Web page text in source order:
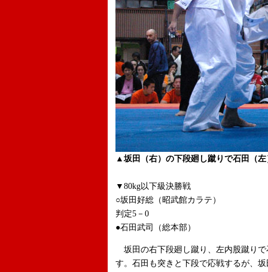
▲坂田（右）の下段廻し蹴りで石田（
▼80kg以下級決勝戦
○坂田好総（昭武館カラテ）
判定5－0
●石田武司（総本部）
坂田の右下段廻し蹴り、左内股蹴り
す。石田も突きと下段で応戦するが、